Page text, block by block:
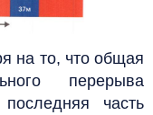
на то, что общая
перерыва
часть